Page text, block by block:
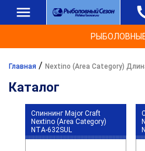
Главная / Nextino (Area Category)
Каталог
Спиннинг Major Craft
Nextino (Area Category)
NTA-632SUL